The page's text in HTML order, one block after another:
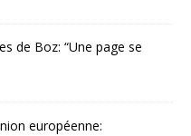
de Boz: “Une page se
européenne: